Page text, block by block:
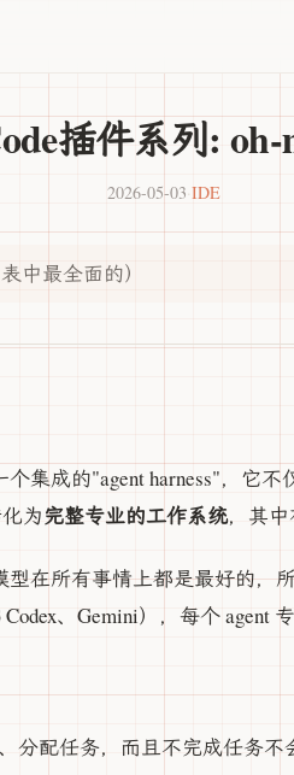
插件系列: oh-
2026-05-03·IDE
中最全面的）
个集成的"agent harness"，它
为完整专业的工作系统，其中
在所有事情上都是最好的，
Codex、Gemini），每个 agent
分配任务，而且不完成任务不